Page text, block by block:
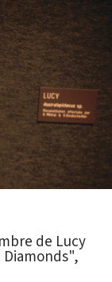
de Lucy